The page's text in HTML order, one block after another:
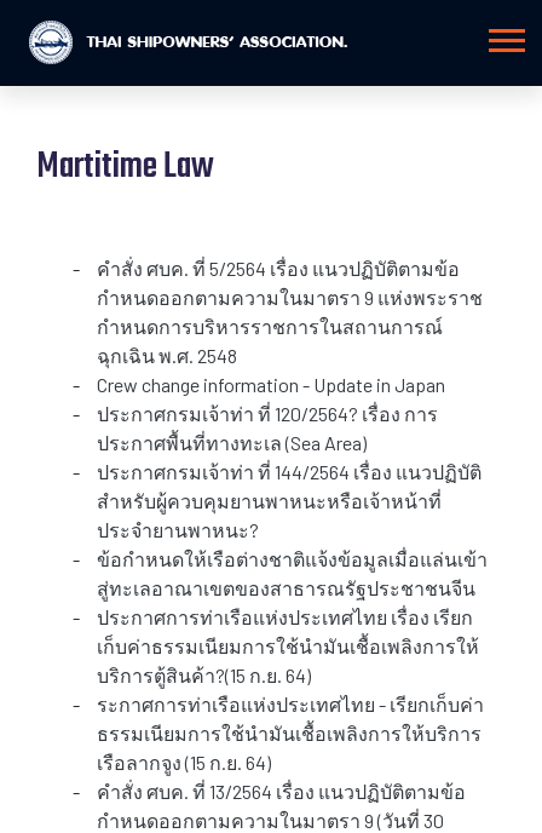
Martitime Law
-
คำสั่ง ศบค. ที่ 5/2564 เรื่อง แนวปฏิบัติตามข้อ
กำหนดออกตามความในมาตรา 9 แห่งพระราช
กำหนดการบริหารราชการในสถานการณ์
ฉุกเฉิน พ.ศ. 2548
-
Crew change information - Update in Japan
-
ประกาศกรมเจ้าท่า ที่ 120/2564? เรื่อง การ
ประกาศพื้นที่ทางทะเล (Sea Area)
-
ประกาศกรมเจ้าท่า ที่ 144/2564 เรื่อง แนวปฏิบัติ
สำหรับผู้ควบคุมยานพาหนะหรือเจ้าหน้าที่
ประจำยานพาหนะ?
-
ข้อกำหนดให้เรือต่างชาติแจ้งข้อมูลเมื่อแล่นเข้า
สู่ทะเลอาณาเขตของสาธารณรัฐประชาชนจีน
-
ประกาศการท่าเรือแห่งประเทศไทย เรื่อง เรียก
เก็บค่าธรรมเนียมการใช้นำมันเชื้อเพลิงการให้
บริการตู้สินค้า?(15 ก.ย. 64)
-
ระกาศการท่าเรือแห่งประเทศไทย - เรียกเก็บค่า
ธรรมเนียมการใช้นำมันเชื้อเพลิงการให้บริการ
เรือลากจูง (15 ก.ย. 64)
-
คำสั่ง ศบค. ที่ 13/2564 เรื่อง แนวปฏิบัติตามข้อ
กำหนดออกตามความในมาตรา 9 (วันที่ 30